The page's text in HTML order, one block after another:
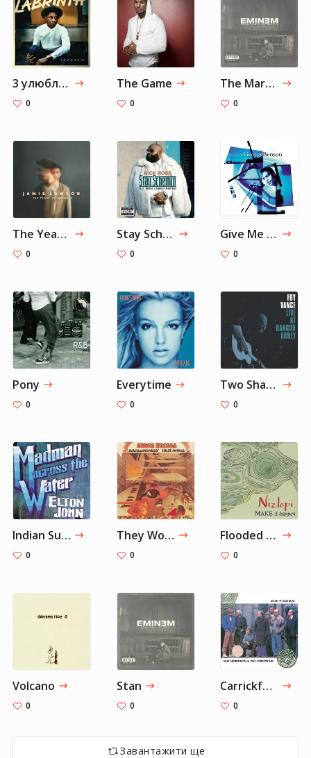
3 улюблені пісні
0
The Game
0
The Marshall Mathers LP
0
The Years in Between
0
Stay Schemin
0
Give Me the Night - Edit
0
Pony
0
Everytime
0
Two Shades of Hope
0
Indian Sunset
0
They Won't Go When I Go
0
Flooded Quarry
0
Volcano
0
Stan
0
Carrickfergus
0
Завантажити ще